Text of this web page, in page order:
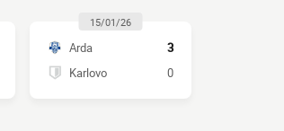
15/01/26
Arda
3
Karlovo
0